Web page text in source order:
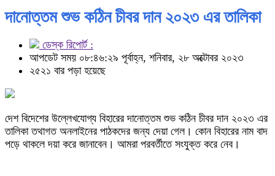
দানোত্তম শুভ কঠিন চীবর দান ২০২৩ এর তালিকা
ডেস্ক রিপোর্ট :
আপডেট সময় ০৮:৪৬:২৯ পূর্বাহ্ন, শনিবার, ২৮ অক্টোবর ২০২৩
২৫২১ বার পড়া হয়েছে
দেশ বিদেশের উল্লেখযোগ্য বিহারের দানোত্তম শুভ কঠিন চীবর দান ২০২৩ এর
তালিকা তথাগত অনলাইনের পাঠকদের জন্য দেয়া গেল। কোন বিহারের নাম বাদ
পড়ে থাকলে দয়া করে জানাবেন। আমরা পরবর্তীতে সংযুক্ত করে নেব।